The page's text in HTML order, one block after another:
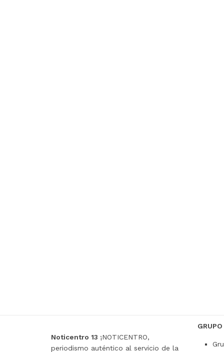
Noticentro 13 ¡NOTICENTRO,
periodismo auténtico al servicio de la